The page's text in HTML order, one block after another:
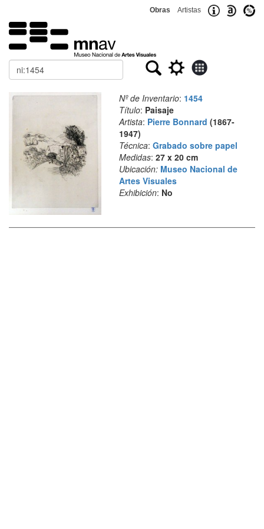
Obras Artistas
Buscar
Nº de Inventario: 1454
Título: Paisaje
Artista: Pierre Bonnard (1867-
1947)
Técnica: Grabado sobre papel
Medidas: 27 x 20 cm
Ubicación: Museo Nacional de
Artes Visuales
Exhibición: No